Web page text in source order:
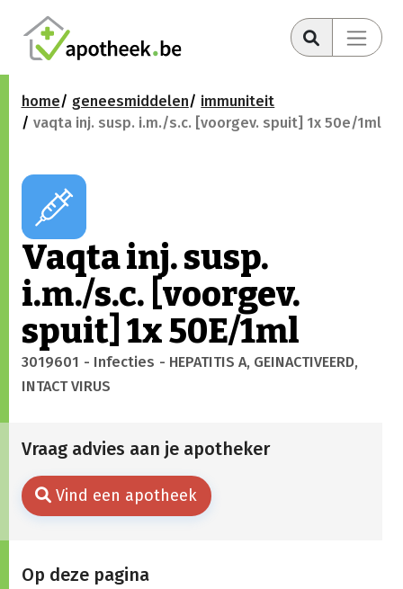
home geneesmiddelen
immuniteit
vaqta inj. susp. i.m./s.c. [voorgev. spuit] 1x 50e/1ml
Vaqta inj. susp.
i.m./s.c. [voorgev.
spuit] 1x 50E/1ml
3019601 - Infecties - HEPATITIS A, GEINACTIVEERD,
INTACT VIRUS
Vraag advies aan je apotheker
Vind een apotheek
Op deze pagina